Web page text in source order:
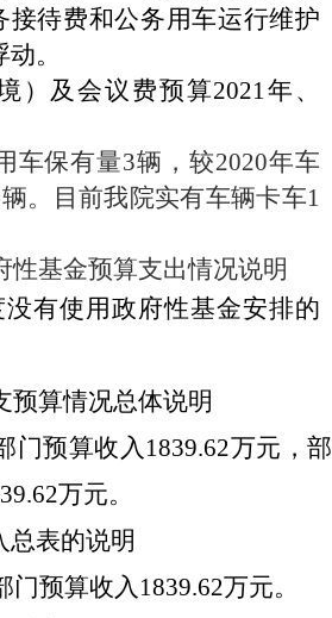
接待费和公务用车运行维护
。
）及会议费预算2021年、
车保有量3辆，较2020年车
。目前我院实有车辆卡车1
性基金预算支出情况说明
没有使用政府性基金安排的
预算情况总体说明
门预算收入1839.62万元，
万元。
总表的说明
门预算收入1839.62万元。